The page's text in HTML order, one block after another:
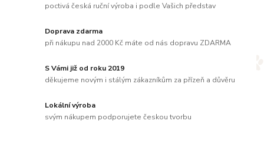
poctivá česká ruční výroba i podle Vašich představ
Doprava zdarma
při nákupu nad 2000 Kč máte od nás dopravu ZDARMA
S Vámi již od roku 2019
děkujeme novým i stálým zákazníkům za přízeň a důvěru
Lokální výroba
svým nákupem podporujete českou tvorbu